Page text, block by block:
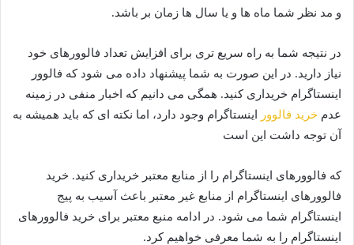
و مد نظر شما ماه ها و یا سال ها زمان بر باشد.
در نتیجه شما به راه سریع تری برای افزایش تعداد فالوورهای خود
نیاز دارید. در این صورت به شما پیشنهاد داده می شود که فالوور
اینستاگرام خریداری کنید. همگی می دانیم که اخبار منفی در زمینه
عدم خرید فالوور
اینستاگرام وجود دارد، اما نکته ای که باید همیشه به
آن توجه داشت این است
که فالوورهای اینستاگرام را از منابع معتبر خریداری کنید. خرید
فالوورهای اینستاگرام از منابع غیر معتبر باعث آسیب به پیج
اینستاگرام شما می شود. در ادامه منبع معتبر برای خرید فالوورهای
اینستاگرام را به شما معرفی خواهیم کرد.